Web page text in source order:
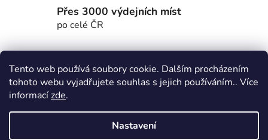
Tento web používá soubory cookie. Dalším procházením
tohoto webu vyjadřujete souhlas s jejich používáním.. Více
informacízde.
Nastavení
á
c
í
p
k
y
Přes 3000 výdejních míst
po celé ČR
Z
MTWorkout Fitness prcek
Centrum environmentální výchovy Stolístek
Vytvořil Shoptet